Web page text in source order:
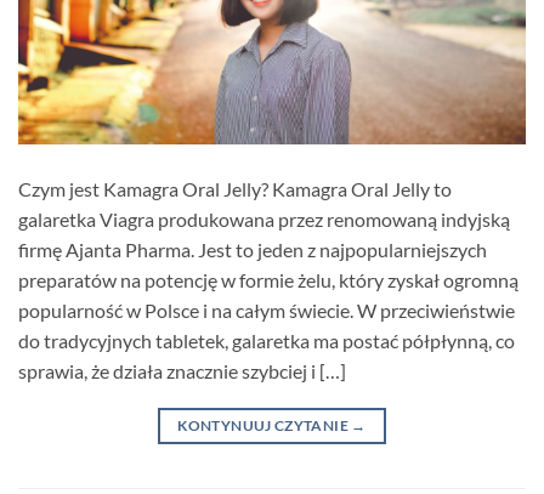
Czym jest Kamagra Oral Jelly? Kamagra Oral Jelly to
galaretka Viagra produkowana przez renomowaną indyjską
firmę Ajanta Pharma. Jest to jeden z najpopularniejszych
preparatów na potencję w formie żelu, który zyskał ogromną
popularność w Polsce i na całym świecie. W przeciwieństwie
do tradycyjnych tabletek, galaretka ma postać półpłynną, co
sprawia, że działa znacznie szybciej i […]
KONTYNUUJ CZYTANIE →